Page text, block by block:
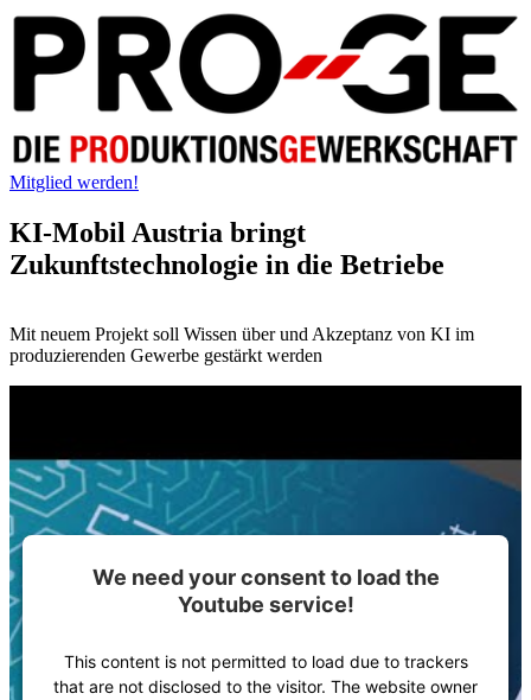
Mitglied werden!
KI-Mobil Austria bringt
Zukunftstechnologie in die Betriebe
Mit neuem Projekt soll Wissen über und Akzeptanz von KI im
produzierenden Gewerbe gestärkt werden
We need your consent to load the
Youtube service!
This content is not permitted to load due to trackers
that are not disclosed to the visitor. The website owner